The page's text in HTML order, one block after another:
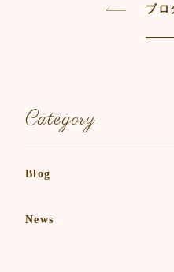
ブロ
Category
Blog
News